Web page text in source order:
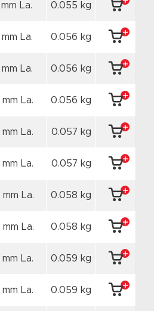
La. 0.055 kg
La. 0.056 kg
La. 0.056 kg
La. 0.056 kg
La. 0.057 kg
La. 0.057 kg
La. 0.058 kg
La. 0.058 kg
La. 0.059 kg
La. 0.059 kg